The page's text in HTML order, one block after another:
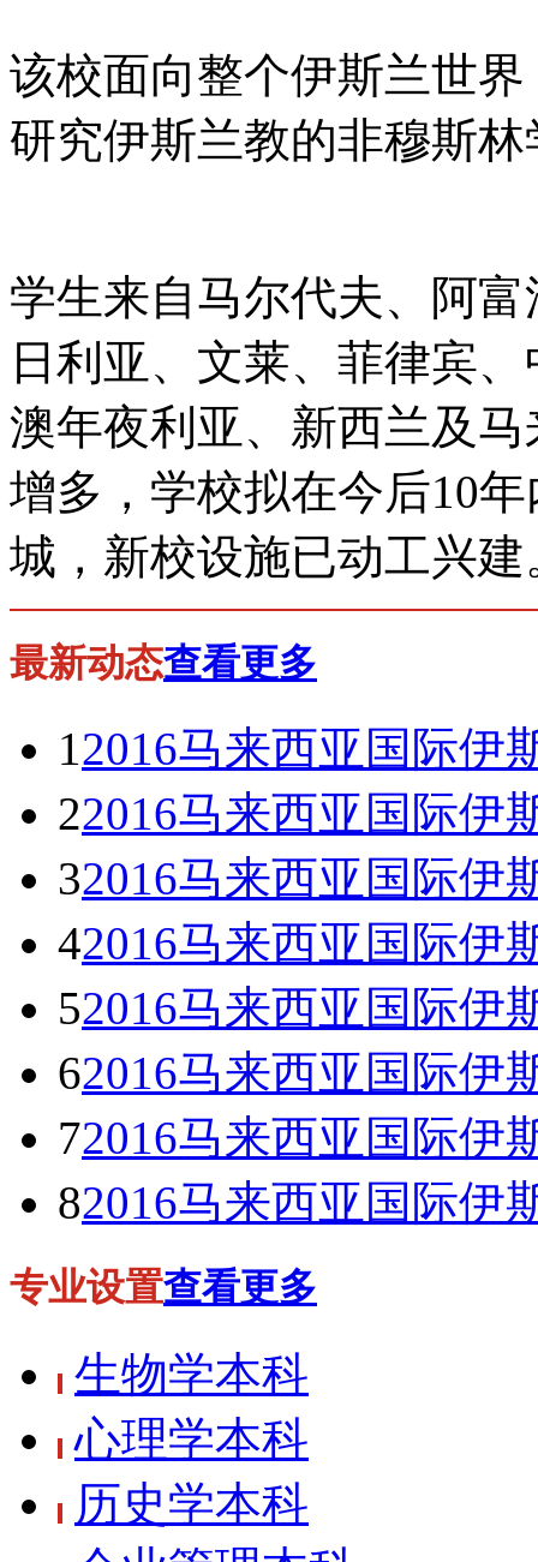
该校面向整个伊斯兰世
研究伊斯兰教的非穆斯
学生来自马尔代夫、阿
日利亚、文莱、菲律宾
澳年夜利亚、新西兰及
增多，学校拟在今后10年
城，新校设施已动工兴建
最新动态查看更多
12016马来西亚国际伊
22016马来西亚国际伊
32016马来西亚国际伊
42016马来西亚国际伊
52016马来西亚国际伊
62016马来西亚国际伊
72016马来西亚国际伊
82016马来西亚国际伊
专业设置查看更多
生物学本科
心理学本科
历史学本科